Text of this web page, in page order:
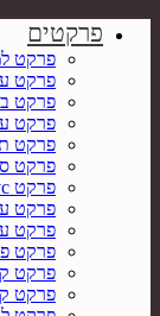
פרקטים
פרקט
פרקט
פרקט
פרקט
פרקט
פרקט
פרקט pvc
פרקט
פרקט
פרקט
פרקט
פרקט